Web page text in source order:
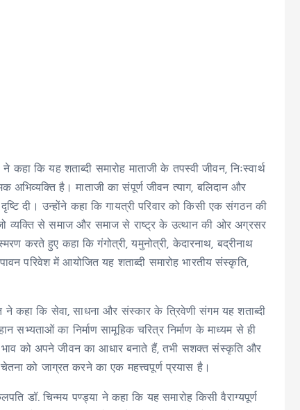
कि यह शताब्दी समारोह माताजी के तपस्वी जीवन, निःस्वार्थ
अभिव्यक्ति है। माताजी का संपूर्ण जीवन त्याग, बलिदान और
दी। उन्होंने कहा कि गायत्री परिवार को किसी एक संगठन की
व्यक्ति से समाज और समाज से राष्ट्र के उत्थान की ओर अग्रसर
करते हुए कहा कि गंगोत्री, यमुनोत्री, केदारनाथ, बद्रीनाथ
परिवेश में आयोजित यह शताब्दी समारोह भारतीय संस्कृति,
कहा कि सेवा, साधना और संस्कार के त्रिवेणी संगम यह शताब्दी
सभ्यताओं का निर्माण सामूहिक चरित्र निर्माण के माध्यम से ही
को अपने जीवन का आधार बनाते हैं, तभी सशक्त संस्कृति और
चेतना को जाग्रत करने का एक महत्त्वपूर्ण प्रयास है।
डॉ. चिन्मय पण्ड्या ने कहा कि यह समारोह किसी वैराग्यपूर्ण